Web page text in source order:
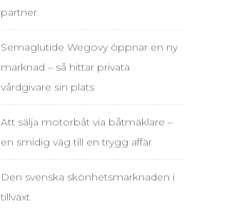
partner
Semaglutide Wegovy öppnar en ny
marknad – så hittar privata
vårdgivare sin plats
Att sälja motorbåt via båtmäklare –
en smidig väg till en trygg affär
Den svenska skönhetsmarknaden i
tillväxt